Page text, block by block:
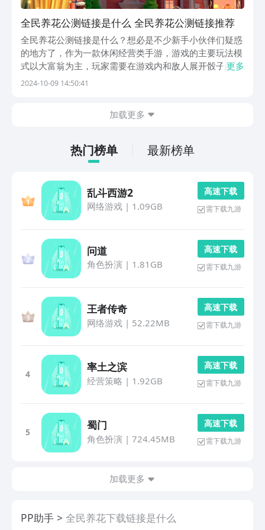
全民养花公测链接是什么 全民养花公测链接推荐
全民养花公测链接是什么？想必是不少新手小伙伴们疑惑
的地方了，作为一款休闲经营类手游，游戏的主要玩法模
式以大富翁为主，玩家需要在游戏内和敌人展开骰子的角
逐，最终取得更多筹码的玩家将获得胜利，本期小编就给
更多
2024-10-09 14:50:41
加载更多
热门榜单 最新榜单
乱斗西游2
网络游戏| 1.09GB
高 速 下 载
需下载九游
问道
角色扮演 | 1.81GB
高 速 下 载
需下载九游
王者传奇
网络游戏| 52.22MB
高 速 下 载
需下载九游
4
率土之滨
经营策略 | 1.92GB
高 速 下 载
需下载九游
5
蜀门
角色扮演 | 724.45MB
高 速 下 载
需下载九游
加载更多
PP助手 全民养花下载链接是什么